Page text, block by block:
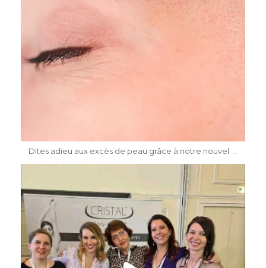
Dites adieu aux excès de peau grâce à notre nouvel ...